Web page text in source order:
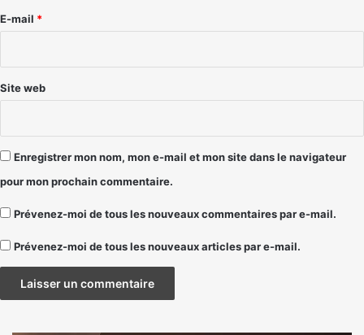
e
E-mail *
Site web
Enregistrer mon nom, mon e-mail et mon site dans le navigateur
pour mon prochain commentaire.
Prévenez-moi de tous les nouveaux commentaires par e-mail.
Prévenez-moi de tous les nouveaux articles par e-mail.